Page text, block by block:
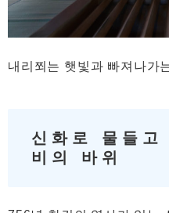
내리쬐는 햇빛과 빠져나가
신화로 물들
비의 바위